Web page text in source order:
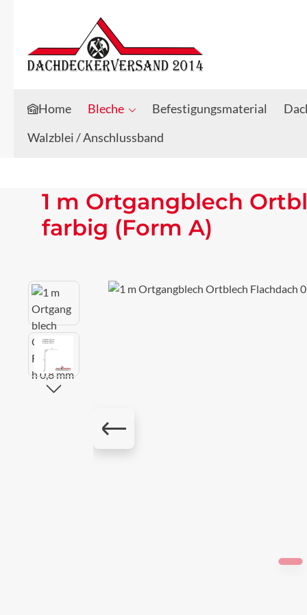
Zum Hauptinhalt springen
Zur Suche springen
Home Bleche Befestigungsmaterial
Walzblei / Anschlussband
1 m Ortgangblech
farbig (Form A)
Bildergalerie überspringen